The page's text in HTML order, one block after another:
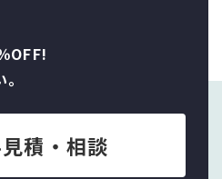
OFF!
積・相談